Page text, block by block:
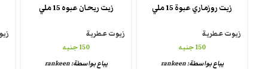
زيت روزماري عبوة 15 ملي
زيوت عطرية
150جنيه
يباع بواسطة:rankeen
زيت ريحان عبوه 15 ملي
زيوت عطرية
150جنيه
يباع بواسطة:rankeen